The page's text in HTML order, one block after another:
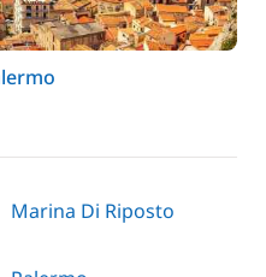
Marina Di Riposto